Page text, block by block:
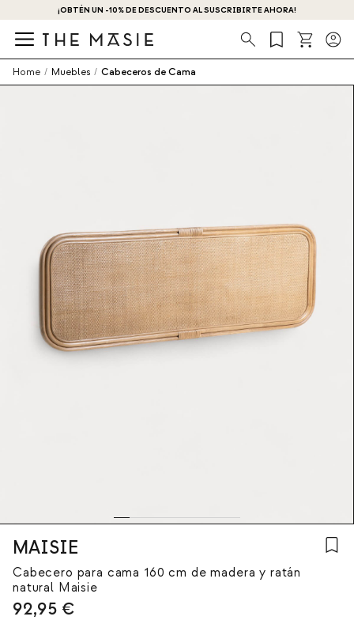
¡OBTÉN UN -10% DE DESCUENTO AL SUSCRIBIRTE AHORA!
Búsqueda
Home / Muebles / Cabeceros de Cama
MAISIE
Cabecero para cama 160 cm de madera y ratán
natural Maisie
92,95 €